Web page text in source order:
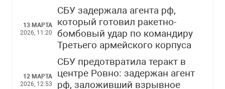
13 МАРТА
2026, 11:20
СБУ задержала агента рф,
который готовил ракетно-
бомбовый удар по командиру
Третьего армейского корпуса
12 МАРТА
2026, 12:53
СБУ предотвратила теракт в
центре Ровно: задержан агент
рф, заложивший взрывное